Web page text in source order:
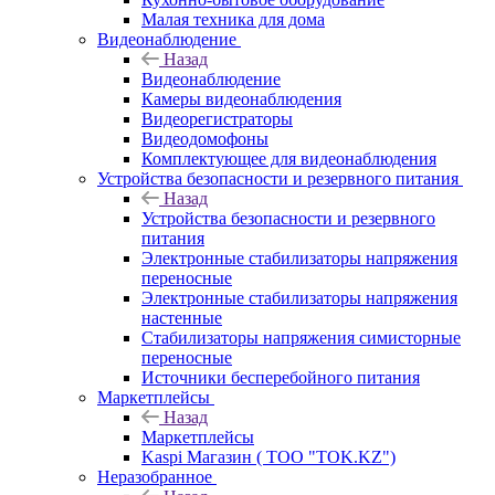
Малая техника для дома
Видеонаблюдение
Назад
Видеонаблюдение
Камеры видеонаблюдения
Видеорегистраторы
Видеодомофоны
Комплектующее для видеонаблюдения
Устройства безопасности и резервного питания
Назад
Устройства безопасности и резервного
питания
Электронные стабилизаторы напряжения
переносные
Электронные стабилизаторы напряжения
настенные
Стабилизаторы напряжения симисторные
переносные
Источники бесперебойного питания
Маркетплейсы
Назад
Маркетплейсы
Kaspi Магазин ( ТОО "TOK.KZ")
Неразобранное